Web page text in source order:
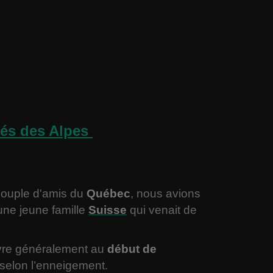
des Alpes
d'amis du Québec, nous avions
jeune famille Suisse qui venait de
généralement au début de
l’enneigement.